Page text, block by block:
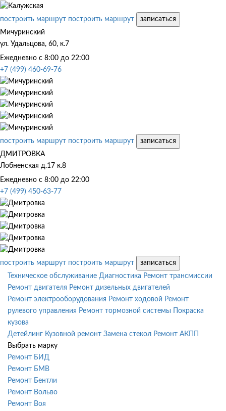
построить маршрут построить маршрут
записаться
Мичуринский
ул. Удальцова, 60, к.7
Ежедневно с 8:00 до 22:00
+7 (499) 460-69-76
построить маршрут построить маршрут
записаться
ДМИТРОВКА
Лобненская д.17 к.8
Ежедневно с 8:00 до 22:00
+7 (499) 450-63-77
построить маршрут построить маршрут
записаться
Техническое обслуживание Диагностика Ремонт трансмиссии
Ремонт двигателя Ремонт дизельных двигателей
Ремонт электрооборудования Ремонт ходовой Ремонт
рулевого управления Ремонт тормозной системы
Покраска
кузова
Детейлинг Кузовной ремонт Замена стекол Ремонт АКПП
Выбрать марку
Ремонт БИД
Ремонт БМВ
Ремонт Бентли
Ремонт Вольво
Ремонт Воя